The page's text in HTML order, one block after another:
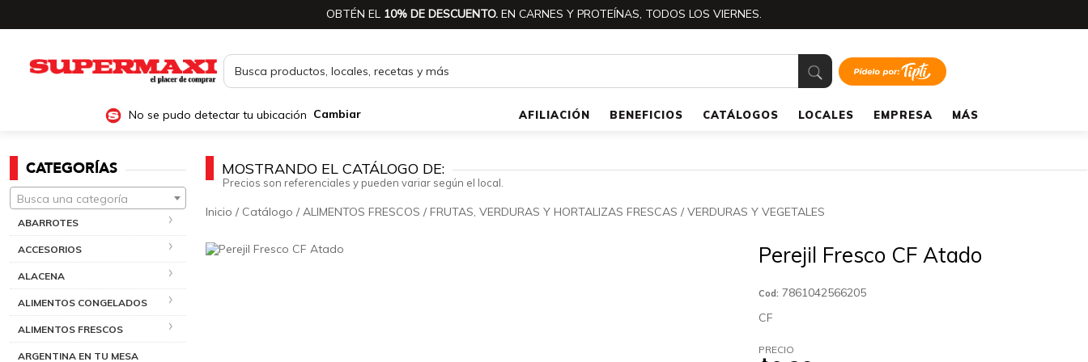
OBTÉN EL 10% DE DESCUENTO. EN CARNES Y PROTEÍNAS, TODOS LOS VIERNES.
No se pudo detectar tu ubicación Cambiar AFILIACIÓN BENEFICIOS CATÁLOGOS LOCALES EMPRESA MÁS
CATEGORÍAS
Busca una categoría
ABARROTES
ACCESORIOS
ALACENA
ALIMENTOS CONGELADOS
ALIMENTOS FRESCOS
ARGENTINA EN TU MESA
MOSTRANDO EL CATÁLOGO DE:
Precios son referenciales y pueden variar según el local.
Inicio / Catálogo /ALIMENTOS FRESCOS / FRUTAS, VERDURAS Y HORTALIZAS FRESCAS /VERDURAS Y VEGETALES
Perejil Fresco CF Atado
Cod: 7861042566205
CF
PRECIO